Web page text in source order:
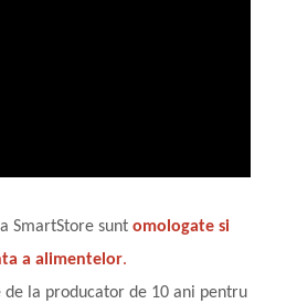
SmartStore sunt omologate si
a alimentelor.
la producator de 10 ani pentru